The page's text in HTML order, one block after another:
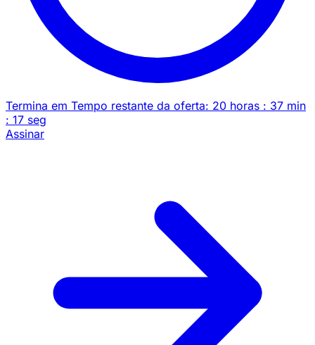
Termina em Tempo restante da oferta: 20 horas : 37 min
: 17 seg
Assinar